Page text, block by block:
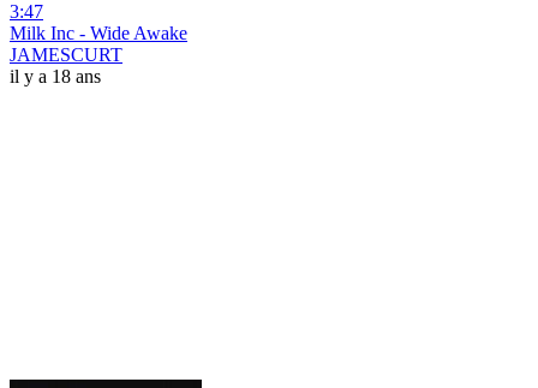
3:47
Milk Inc - Wide Awake
JAMESCURT
il y a 18 ans